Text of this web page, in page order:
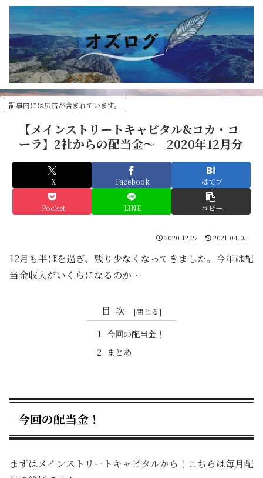
記事内には広告が含まれています。
【メインストリートキャピタル&コカ・コ
ーラ】2社からの配当金～ 2020年12月分
X Facebook はてブ
Pocket LINE コピー
2020.12.27 2021.04.05
12月も半ばを過ぎ、残り少なくなってきました。今年は配
当金収入がいくらになるのか…
目次
今回の配当金！
まとめ
今回の配当金！
まずはメインストリートキャピタルから！こちらは毎月配